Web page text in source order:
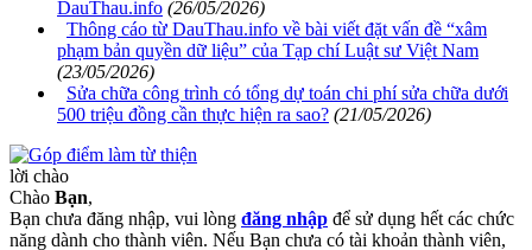
DauThau.info (26/05/2026)
Thông cáo từ DauThau.info về bài viết đặt vấn đề “xâm
phạm bản quyền dữ liệu” của Tạp chí Luật sư Việt Nam
(23/05/2026)
Sửa chữa công trình có tổng dự toán chi phí sửa chữa dưới
500 triệu đồng cần thực hiện ra sao? (21/05/2026)
lời chào
Chào Bạn,
Bạn chưa đăng nhập, vui lòng đăng nhập để sử dụng hết các chức
năng dành cho thành viên. Nếu Bạn chưa có tài khoản thành viên,